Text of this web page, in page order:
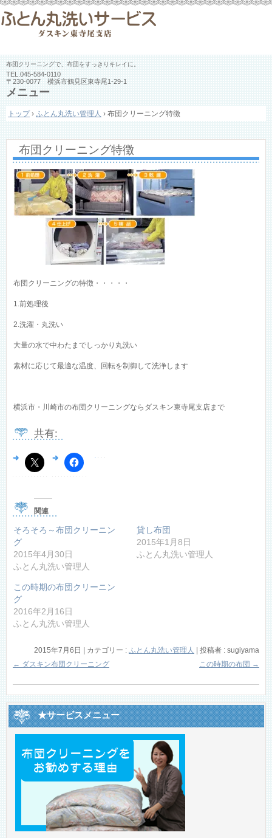
布団クリーニングで、布団をすっきりキレイに。
TEL. 045-584-0110
〒230-0077 横浜市鶴見区東寺尾1-29-1
メニュー
ン
へ
トップ › ふとん丸洗い管理人 › 布団クリーニング特徴
布団クリーニング特徴
布団クリーニングの特徴・・・・・
1.前処理後
2.洗濯・丸洗い
大量の水で中わたまでしっかり丸洗い
素材に応じて最適な温度、回転を制御して洗浄します
横浜市・川崎市の布団クリーニングならダスキン東寺尾支店まで
共有:
関連
そろそろ～布団クリーニン
グ
2015年4月30日
ふとん丸洗い管理人
貸し布団
2015年1月8日
ふとん丸洗い管理人
この時期の布団クリーニン
グ
2016年2月16日
ふとん丸洗い管理人
2015年7月6日 カテゴリー : ふとん丸洗い管理人
投稿者 : sugiyama
← ダスキン布団クリーニング この時期の布団 →
★サービスメニュー